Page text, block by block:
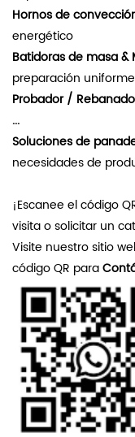
Hornos de
energético
Batidoras de masa&
preparación
Probador/
...
Soluciones de
necesidades de
¡Escanee el código
visita o solicitar un
Visite nuestro sitio
código QR para